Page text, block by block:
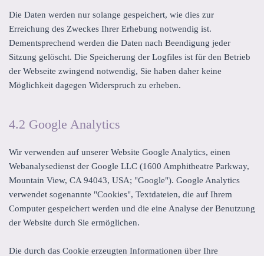
Die Daten werden nur solange gespeichert, wie dies zur
Erreichung des Zweckes Ihrer Erhebung notwendig ist.
Dementsprechend werden die Daten nach Beendigung jeder
Sitzung gelöscht. Die Speicherung der Logfiles ist für den Betrieb
der Webseite zwingend notwendig, Sie haben daher keine
Möglichkeit dagegen Widerspruch zu erheben.
4.2 Google Analytics
Wir verwenden auf unserer Website Google Analytics, einen
Webanalysedienst der Google LLC (1600 Amphitheatre Parkway,
Mountain View, CA 94043, USA; "Google"). Google Analytics
verwendet sogenannte "Cookies", Textdateien, die auf Ihrem
Computer gespeichert werden und die eine Analyse der Benutzung
der Website durch Sie ermöglichen.
Die durch das Cookie erzeugten Informationen über Ihre